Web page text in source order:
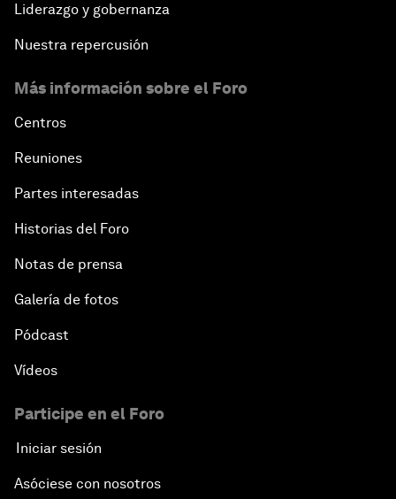
Liderazgo y gobernanza
Nuestra repercusión
Más información sobre el Foro
Centros
Reuniones
Partes interesadas
Historias del Foro
Notas de prensa
Galería de fotos
Pódcast
Vídeos
Participe en el Foro
Iniciar sesión
Asóciese con nosotros